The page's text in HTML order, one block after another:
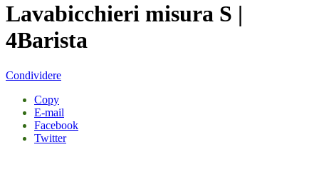
Lavabicchieri misura S |
4Barista
Condividere
Copy
E-mail
Facebook
Twitter